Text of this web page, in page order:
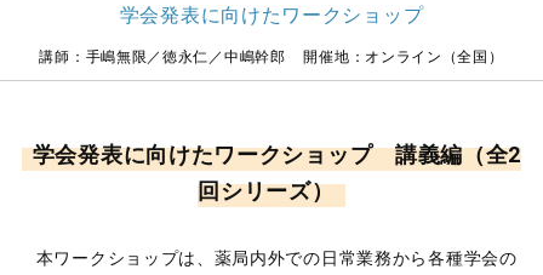
学会発表に向けたワークショップ
講師：手嶋無限／徳永仁／中嶋幹郎 開催地：オンライン（全国）
学会発表に向けたワークショップ 講義編（全2
回シリーズ）
本ワークショップは、薬局内外での日常業務から各種学会の